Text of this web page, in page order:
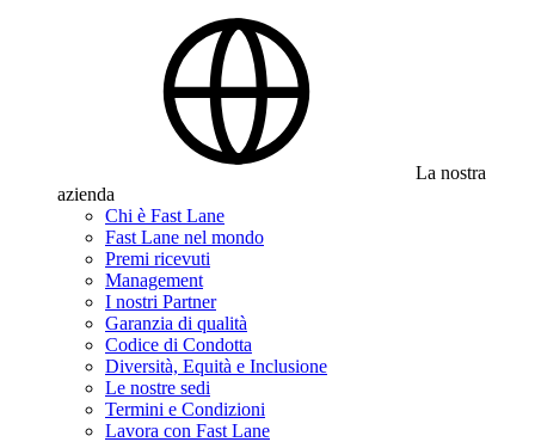
La nostra
azienda
Chi è Fast Lane
Fast Lane nel mondo
Premi ricevuti
Management
I nostri Partner
Garanzia di qualità
Codice di Condotta
Diversità, Equità e Inclusione
Le nostre sedi
Termini e Condizioni
Lavora con Fast Lane